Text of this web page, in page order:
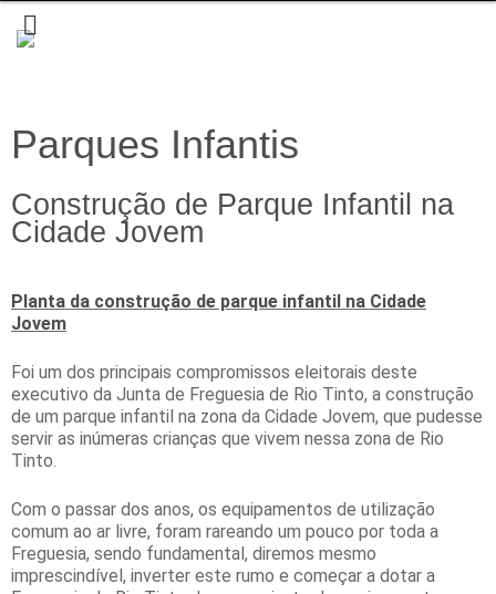
Parques Infantis
Construção de Parque Infantil na
Cidade Jovem
Planta da construção de parque infantil na Cidade
Jovem
Foi um dos principais compromissos eleitorais deste
executivo da Junta de Freguesia de Rio Tinto, a construção
de um parque infantil na zona da Cidade Jovem, que pudesse
servir as inúmeras crianças que vivem nessa zona de Rio
Tinto.
Com o passar dos anos, os equipamentos de utilização
comum ao ar livre, foram rareando um pouco por toda a
Freguesia, sendo fundamental, diremos mesmo
imprescindível, inverter este rumo e começar a dotar a